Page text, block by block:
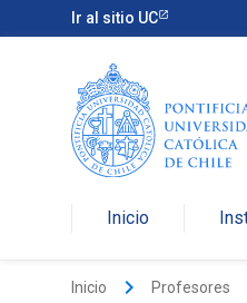
Ir al sitio UC
Inicio
Inicio keyboard_arrow_right Profesores